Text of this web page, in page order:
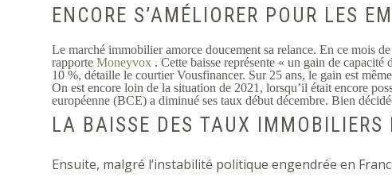
ENCORE S’AMÉLIORER POUR LES
Le marché immobilier amorce doucement sa relance. En ce mois
rapporteMoneyvox . Cette baisse représente « un gain de
10 %, détaille le courtier Vousfinancer. Sur 25 ans, le gain est
On est encore loin de la situation de 2021, lorsqu’il était encore
européenne (BCE) a diminué ses taux début décembre. Bien
LA BAISSE DES TAUX
Ensuite, malgré l’instabilité politique engendrée en